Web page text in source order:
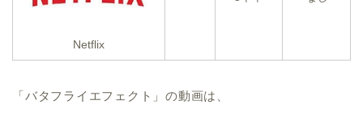
Netflix
「バタフライエフェクト」の動画は、